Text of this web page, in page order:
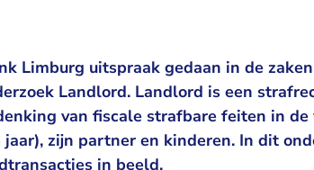
Limburg uitspraak gedaan in de
Landlord. Landlord is een
van fiscale strafbare feiten in de
jaar), zijn partner en kinderen. In dit
in beeld.